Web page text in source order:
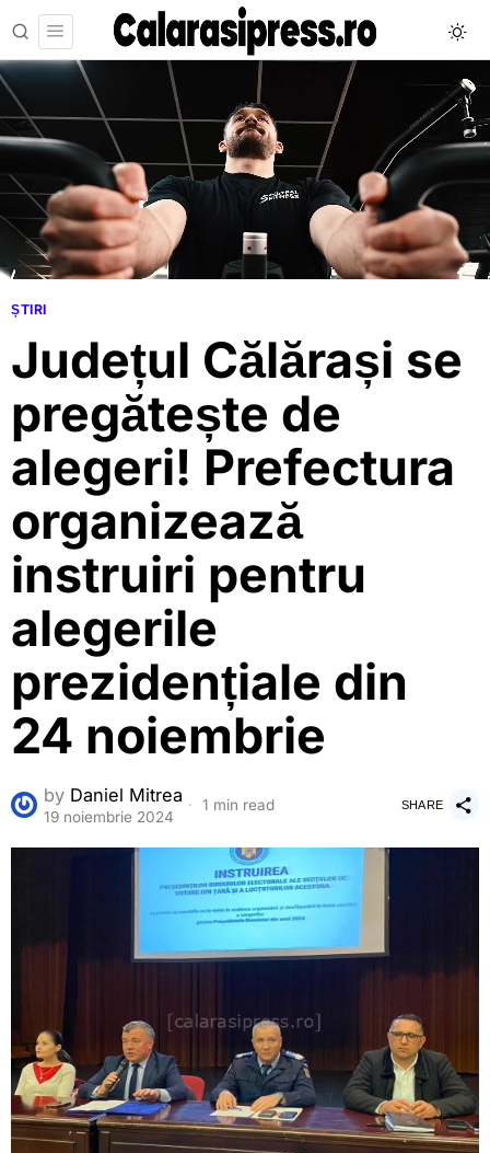
ȘTIRI
Județul Călărași se
pregătește de
alegeri! Prefectura
organizează
instruiri pentru
alegerile
prezidențiale din
24 noiembrie
by Daniel Mitrea
19 noiembrie 2024
1 min read SHARE